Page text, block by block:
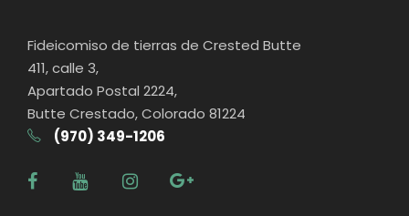
Fideicomiso de tierras de Crested Butte
411, calle 3,
Apartado Postal 2224,
Butte Crestado, Colorado 81224
(970) 349-1206